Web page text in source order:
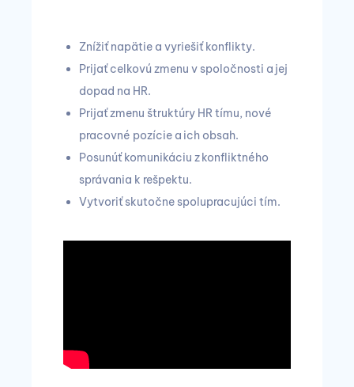
Znížiť napätie a vyriešiť konflikty.
Prijať celkovú zmenu v spoločnosti a jej
dopad na HR.
Prijať zmenu štruktúry HR tímu, nové
pracovné pozície a ich obsah.
Posunúť komunikáciu z konfliktného
správania k rešpektu.
Vytvoriť skutočne spolupracujúci tím.